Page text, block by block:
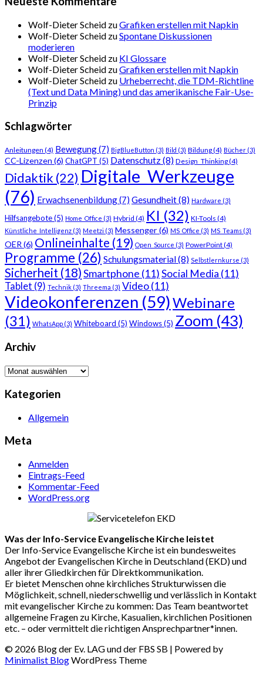
Wolf-Dieter Scheid zuGrafiken erstellen mit Napkin
Wolf-Dieter Scheid zuSpontane Diskussionen
moderieren
Wolf-Dieter Scheid zu KI Glossare
Wolf-Dieter Scheid zuGrafiken erstellen mit Napkin
Wolf-Dieter Scheid zu Urheberrecht, die TDM-Richtline
(Text und Data Mining) und das amerikanische Fair-Use-
Prinzip
Schlagwörter
Anleitungen (4) Bewegung(7) BigBlueButton (3) Bild (3) Bildung(4) Bücher (3)
CC-Lizenzen (6) ChatGPT (5) Datenschutz(8) Design_Thinking(4)
Didaktik(22) Digitale_Werkzeuge
(76) Erwachsenenbildung(7) Gesundheit(8) Hardware (3)
Hilfsangebote(5) Home_Office (3) Hybrid (4) KI (32) KI-Tools (4)
Künstliche_Intelligenz (3) Meetzi (3) Messenger (6) MS_Office (3) MS_Teams (3)
OER (6) Onlineinhalte (19) Open_Source (3) PowerPoint(4)
Programme (26) Schulungsmaterial(8) Selbstlernkurse (3)
Sicherheit (18)Smartphone (11)Social Media (11)
Tablet (9) Technik (3) Threema (3) Video(11)
Videokonferenzen (59)Webinare
(31) WhatsApp (3) Whiteboard (5) Windows(5) Zoom (43)
Archiv
Archiv
Kategorien
Allgemein
Meta
Anmelden
Eintrags-Feed
Kommentar-Feed
WordPress.org
Was der Info-Service Evangelische Kirche leistet
Der Info-Service Evangelische Kirche ist ein bundesweites
Angebot der Evangelischen Kirche in Deutschland (EKD) und
aller ihrer Gliedkirchen für Direktkommunikation.
Er bietet Menschen ohne kirchliches Strukturwissen die
Möglichkeit, schnell, niederschwellig und verlässlich in Kontakt
mit evangelischer Kirche zu kommen: Das Team beantwortet
allgemeine Fragen zu Kirche, Kasualien, kirchlichen Positionen
etc. – oder vermittelt die richtigen Ansprechpartner*innen.
© 2026 Blog der Ev. LAG und der FBS SB | Powered by
Minimalist BlogWordPress Theme